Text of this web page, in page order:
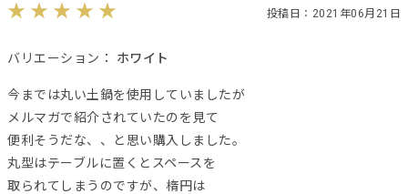
投稿日：2021年06月21日
バリエーション： ホワイト
今までは丸い土鍋を使用していましたが
メルマガで紹介されていたのを見て
便利そうだな、、と思い購入しました。
丸型はテーブルに置くとスペースを
取られてしまうのですが、楕円は